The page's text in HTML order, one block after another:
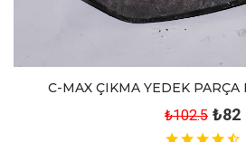
C-MAX ÇIKMA YEDEK PARÇA
₺102.5 ₺82